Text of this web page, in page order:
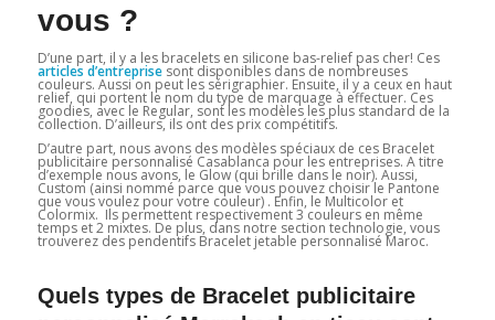
vous ?
D’une part, il y a les bracelets en silicone bas-relief pas cher! Ces
articles d’entreprisesont disponibles dans de nombreuses
couleurs. Aussi on peut les sérigraphier. Ensuite, il y a ceux en haut
relief, qui portent le nom du type de marquage à effectuer. Ces
goodies, avec le Regular, sont les modèles les plus standard de la
collection. D’ailleurs, ils ont des prix compétitifs.
D’autre part, nous avons des modèles spéciaux de ces Bracelet
publicitaire personnalisé Casablanca pour les entreprises. A titre
d’exemple nous avons, le Glow (qui brille dans le noir). Aussi,
Custom (ainsi nommé parce que vous pouvez choisir le Pantone
que vous voulez pour votre couleur) . Enfin, le Multicolor et
Colormix. Ils permettent respectivement 3 couleurs en même
temps et 2 mixtes. De plus, dans notre section technologie, vous
trouverez des pendentifs Bracelet jetable personnalisé Maroc.
Quels types de Bracelet publicitaire